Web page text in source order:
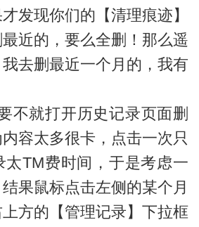
才发现你们的【清理痕迹】
近的，要么全删！那么遥
去删最近一个月的，我有
不就打开历史记录页面删
容太多很卡，点击一次只
太TM费时间，于是考虑一
果鼠标点击左侧的某个月
方的【管理记录】下拉框